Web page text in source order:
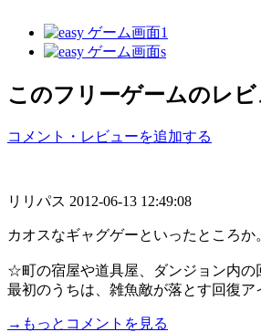
このフリーゲームのレビ
コメント・レビューを追加する
リリパス 2012-06-13 12:49:08
カオスなギャグゲーといったところか
☆町の宿屋や道具屋、ダンジョン内の
最初のうちは、雑魚敵が落とす回復
→もっとコメントを見る